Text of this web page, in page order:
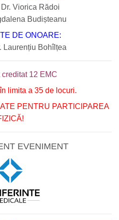
Viorica Rădoi
Budișteanu
DE ONOARE:
Laurențiu Bohîlțea
creditat 12 EMC
limita a 35 de locuri.
PENTRU PARTICIPAREA
EVENIMENT